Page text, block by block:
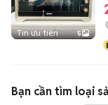
Tin ưu tiên 5
Bạn cần tìm loại